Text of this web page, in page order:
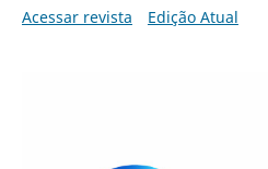
Acessar revista
Edição Atual